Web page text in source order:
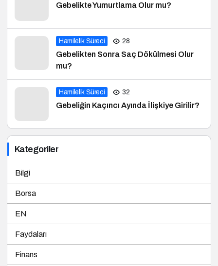
Gebelikte Yumurtlama Olur mu?
Hamilelik Süreci 28
Gebelikten Sonra Saç Dökülmesi Olur
mu?
Hamilelik Süreci 32
Gebeliğin Kaçıncı Ayında İlişkiye Girilir?
Kategoriler
Bilgi
Borsa
EN
Faydaları
Finans